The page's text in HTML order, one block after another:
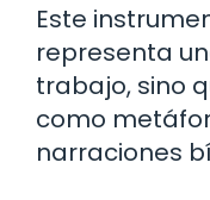
Este
representa
trabajo, sino
como
narraciones